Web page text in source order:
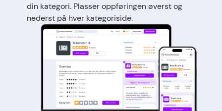
din kategori. Plasser oppføringen øverst og
nederst på hver kategoriside.